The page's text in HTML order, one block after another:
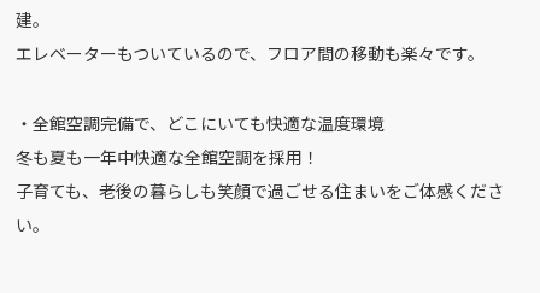
建。
エレベーターもついているので、フロア間の移動も楽々です。
・全館空調完備で、どこにいても快適な温度環境
冬も夏も一年中快適な全館空調を採用！
子育ても、老後の暮らしも笑顔で過ごせる住まいをご体感くださ
い。